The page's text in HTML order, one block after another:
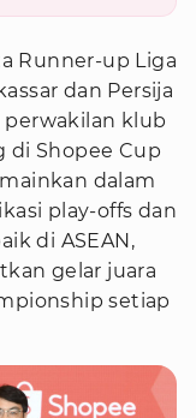
Runner-up Liga
dan Persija
klub
Shopee Cup
dalam
play-offs dan
di ASEAN,
gelar juara
setiap